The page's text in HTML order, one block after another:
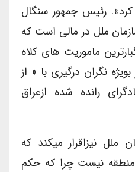
رئیس جمهور سنگال
ملل در مالی است که
ماموریت های کلاه
نگران درگیری با « از
رانده شده ازعراق
نیزاقرار میکند که
نیست چرا که حکم